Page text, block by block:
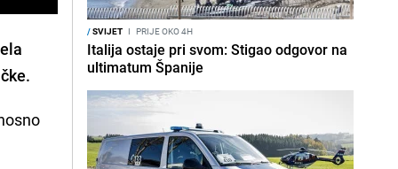
/SVIJET I PRIJE OKO 4H
Italija ostaje pri svom: Stigao odgovor na
ultimatum Španije